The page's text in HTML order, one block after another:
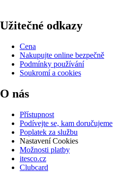
Užitečné odkazy
Cena
Nakupujte online bezpečně
Podmínky používání
Soukromí a cookies
O nás
Přístupnost
Podívejte se, kam doručujeme
Poplatek za službu
Nastavení Cookies
Možnosti platby
itesco.cz
Clubcard